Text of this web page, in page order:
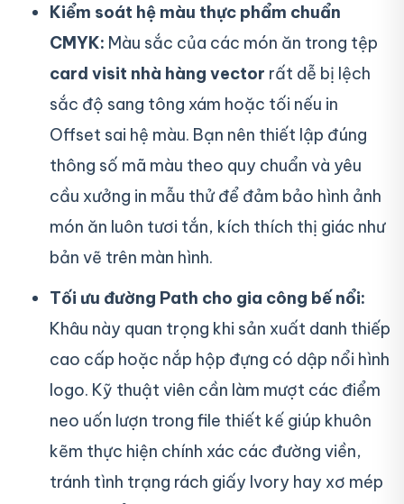
Kiểm soát hệ màu thực phẩm chuẩn
CMYK: Màu sắc của các món ăn trong tệp
card visit nhà hàng vector rất dễ bị lệch
sắc độ sang tông xám hoặc tối nếu in
Offset sai hệ màu. Bạn nên thiết lập đúng
thông số mã màu theo quy chuẩn và yêu
cầu xưởng in mẫu thử để đảm bảo hình ảnh
món ăn luôn tươi tắn, kích thích thị giác như
bản vẽ trên màn hình.
Tối ưu đường Path cho gia công bế nổi:
Khâu này quan trọng khi sản xuất danh thiếp
cao cấp hoặc nắp hộp đựng có dập nổi hình
logo. Kỹ thuật viên cần làm mượt các điểm
neo uốn lượn trong file thiết kế giúp khuôn
kẽm thực hiện chính xác các đường viền,
tránh tình trạng rách giấy Ivory hay xơ mép